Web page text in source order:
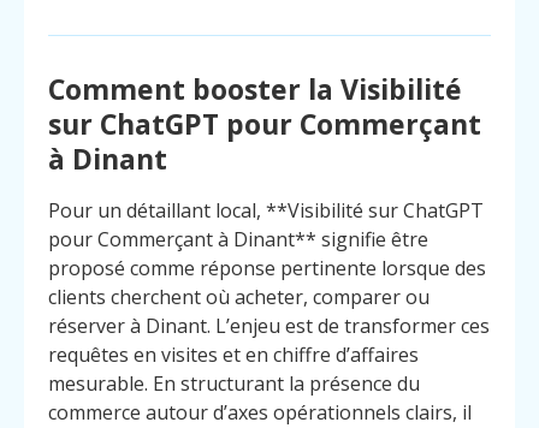
Contact
Comment booster la Visibilité
sur ChatGPT pour Commerçant
à Dinant
Pour un détaillant local, **Visibilité sur ChatGPT
pour Commerçant à Dinant** signifie être
proposé comme réponse pertinente lorsque des
clients cherchent où acheter, comparer ou
réserver à Dinant. L’enjeu est de transformer ces
requêtes en visites et en chiffre d’affaires
mesurable. En structurant la présence du
commerce autour d’axes opérationnels clairs, il